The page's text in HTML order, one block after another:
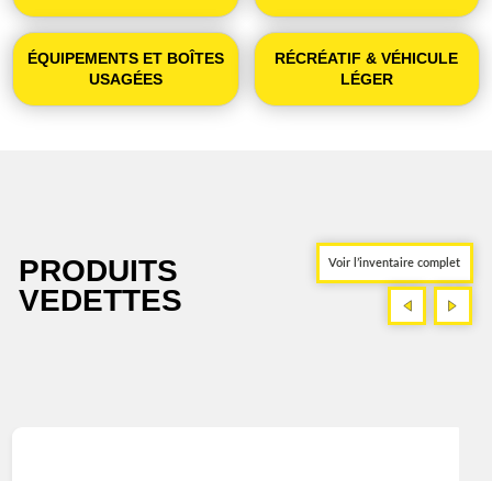
ÉQUIPEMENTS ET BOÎTES
USAGÉES
RÉCRÉATIF & VÉHICULE
LÉGER
PRODUITS
VEDETTES
Voir l’inventaire complet